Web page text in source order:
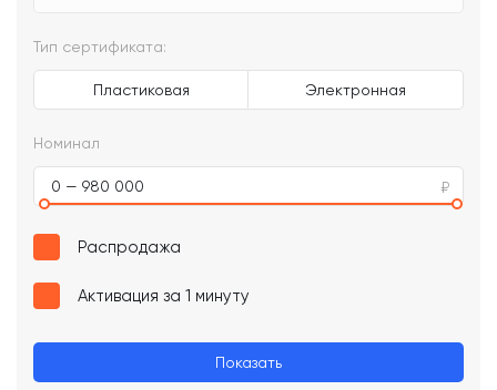
Тип сертификата:
Пластиковая Электронная
Номинал
0 — 980 000
Распродажа
Активация за 1 минуту
Показать